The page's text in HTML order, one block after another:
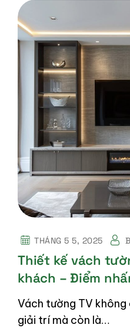
THÁNG 5 5, 2025
Thiết kế vách
khách – Điểm
không gian sống
Vách tường TV
giải trí mà còn là…